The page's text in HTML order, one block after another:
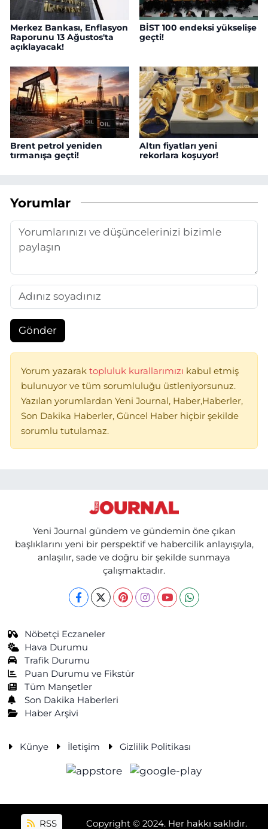
Merkez Bankası, Enflasyon
Raporunu 13 Ağustos'ta
açıklayacak!
BİST 100 endeksi yükselişe
geçti!
Brent petrol yeniden
tırmanışa geçti!
Altın fiyatları yeni
rekorlara koşuyor!
Yorumlar
Gönder
Yorum yazarak topluluk kurallarımızı kabul etmiş
bulunuyor ve tüm sorumluluğu üstleniyorsunuz.
Yazılan yorumlardan Yeni Journal, Haber,Haberler,
Son Dakika Haberler, Güncel Haber hiçbir şekilde
sorumlu tutulamaz.
Yeni Journal gündem ve gündemin öne çıkan
başlıklarını yeni bir perspektif ve habercilik anlayışıyla,
anlaşılır, sade ve doğru bir şekilde sunmaya
çalışmaktadır.
Nöbetçi Eczaneler
Hava Durumu
Trafik Durumu
Puan Durumu ve Fikstür
Tüm Manşetler
Son Dakika Haberleri
Haber Arşivi
Künye İletişim Gizlilik Politikası
RSS Copyright © 2024. Her hakkı saklıdır.